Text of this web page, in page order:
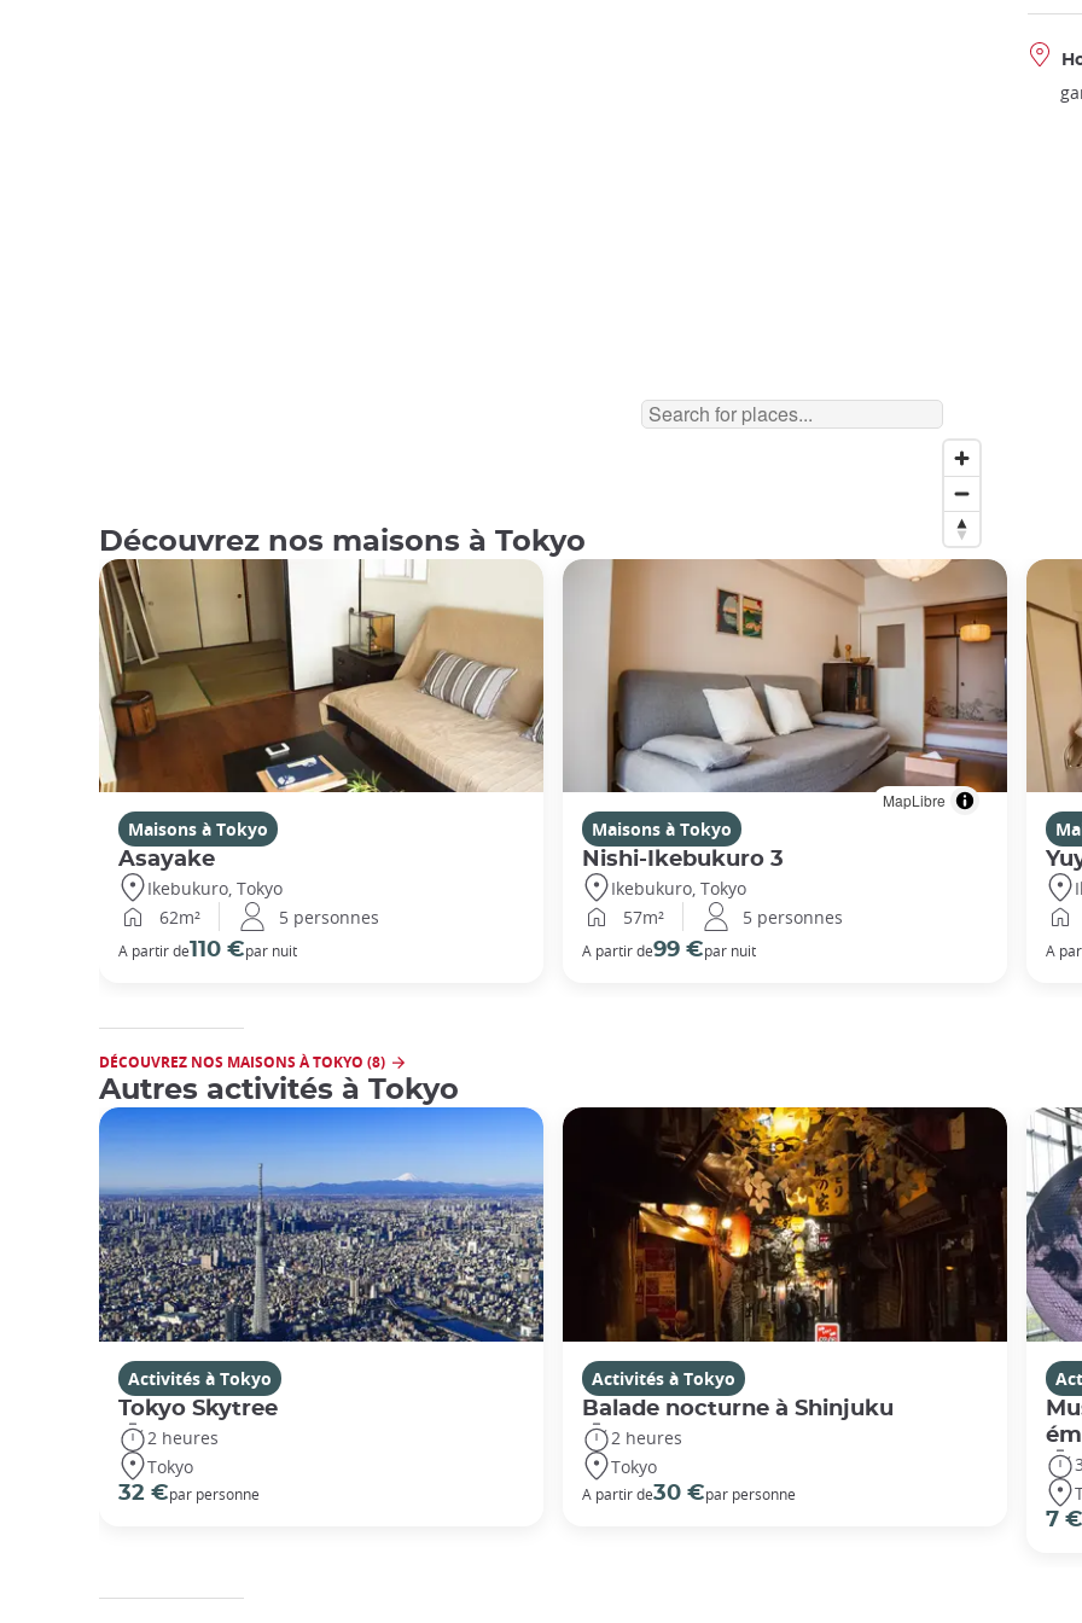
MapLibre
Découvrez nos maisons à Tokyo
Maisons à Tokyo
Asayake
Ikebukuro, Tokyo
62m²
5 personnes
A partir de110 €par nuit
Maisons à Tokyo
Nishi-Ikebukuro 3
Ikebukuro, Tokyo
57m²
5 personnes
A partir de99 €par nuit A
DÉCOUVREZ NOS MAISONS À TOKYO (8)
Autres activités à Tokyo
Activités à Tokyo
Tokyo Skytree
2 heures
Tokyo
32 €par personne
Activités à Tokyo
Balade nocturne à Shinjuku
2 heures
Tokyo
A partir de30 €par personne
7 €